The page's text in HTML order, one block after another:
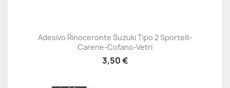
Adesivo Rinoceronte Suzuki Tipo 2 Sportelli-
Carene-Cofano-Vetri
3,50 €